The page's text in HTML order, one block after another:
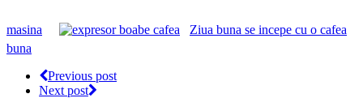
masina
Ziua buna se incepe cu o cafea
buna
Previous post
Next post